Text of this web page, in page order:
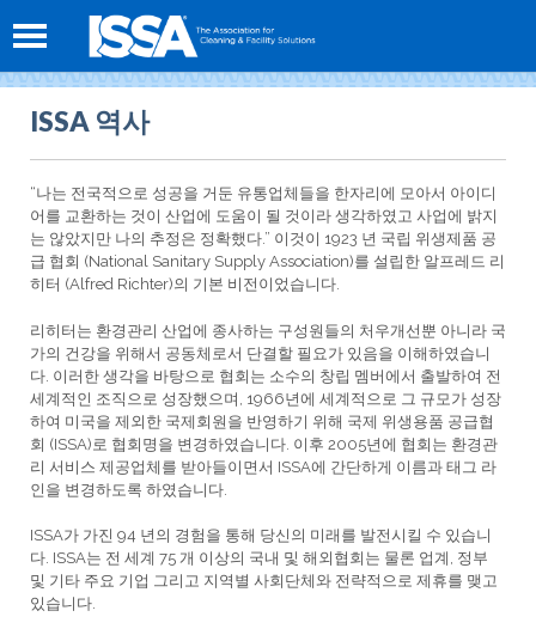
ISSA 역사
“나는 전국적으로 성공을 거둔 유통업체들을 한자리에 모아서 아이디
어를 교환하는 것이 산업에 도움이 될 것이라 생각하였고 사업에 밝지
는 않았지만 나의 추정은 정확했다.” 이것이 1923 년 국립 위생제품 공
급 협회 (National Sanitary Supply Association)를 설립한 알프레드 리
히터 (Alfred Richter)의 기본 비전이었습니다.
리히터는 환경관리 산업에 종사하는 구성원들의 처우개선뿐 아니라 국
가의 건강을 위해서 공동체로서 단결할 필요가 있음을 이해하였습니
다. 이러한 생각을 바탕으로 협회는 소수의 창립 멤버에서 출발하여 전
세계적인 조직으로 성장했으며, 1966년에 세계적으로 그 규모가 성장
하여 미국을 제외한 국제회원을 반영하기 위해 국제 위생용품 공급협
회 (ISSA)로 협회명을 변경하였습니다. 이후 2005년에 협회는 환경관
리 서비스 제공업체를 받아들이면서 ISSA에 간단하게 이름과 태그 라
인을 변경하도록 하였습니다.
ISSA가 가진 94 년의 경험을 통해 당신의 미래를 발전시킬 수 있습니
다. ISSA는 전 세계 75 개 이상의 국내 및 해외협회는 물론 업계, 정부
및 기타 주요 기업 그리고 지역별 사회단체와 전략적으로 제휴를 맺고
있습니다.